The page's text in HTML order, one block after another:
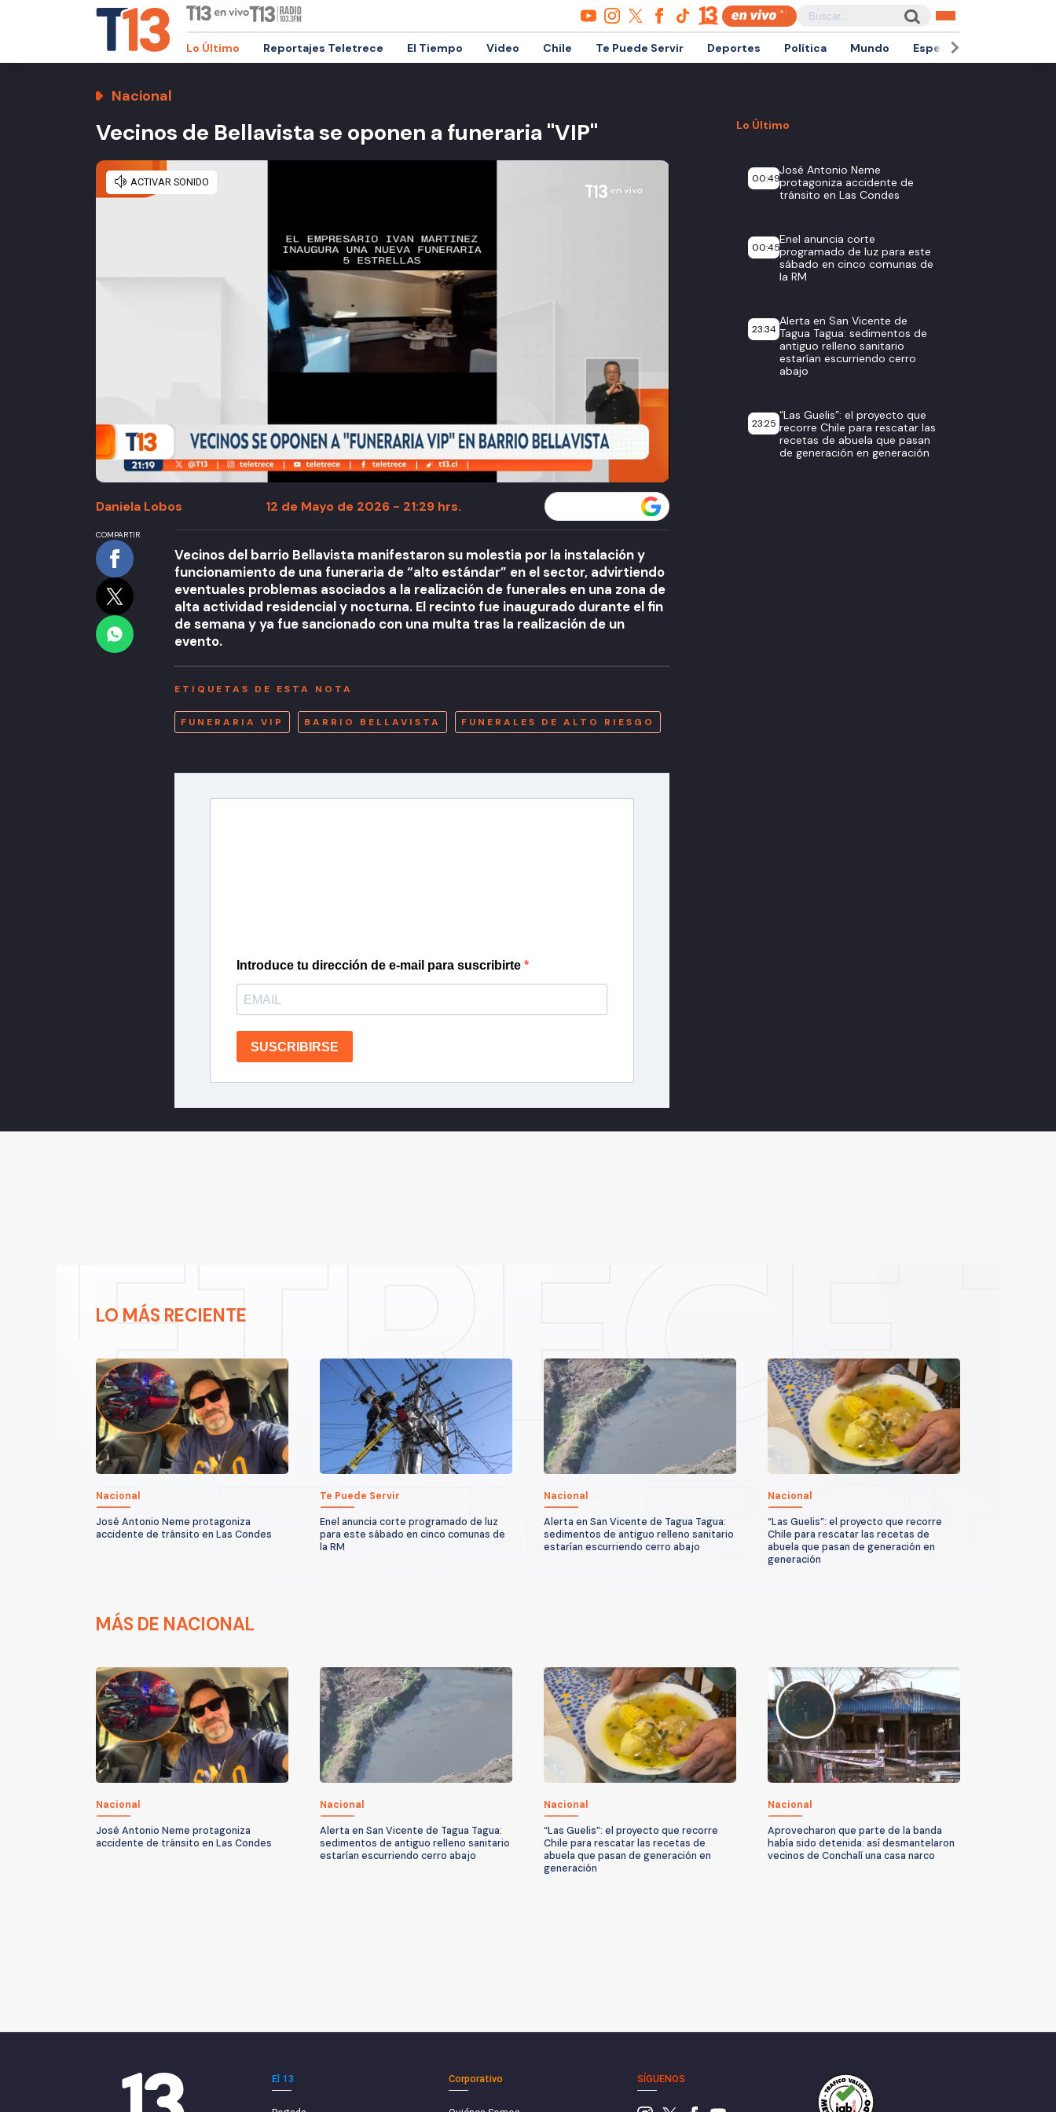
Lo Último Reportajes Teletrece El Tiempo Video Chile Te Puede Servir Deportes Política Mundo Espectáculos
Nacional
Vecinos de Bellavista se oponen a funeraria "VIP"
Daniela Lobos 12 de Mayo de 2026 - 21:29 hrs.
COMPARTIR
Vecinos del barrio Bellavista manifestaron su molestia por la instalación y
funcionamiento de una funeraria de “alto estándar” en el sector, advirtiendo
eventuales problemas asociados a la realización de funerales en una zona de
alta actividad residencial y nocturna. El recinto fue inaugurado durante el fin
de semana y ya fue sancionado con una multa tras la realización de un
evento.
ETIQUETAS DE ESTA NOTA
FUNERARIA VIP BARRIO BELLAVISTA FUNERALES DE ALTO RIESGO
Introduce tu dirección de e-mail para suscribirte
SUSCRIBIRSE
Lo Último
00:49
José Antonio Neme
protagoniza accidente de
tránsito en Las Condes
00:45
Enel anuncia corte
programado de luz para este
sábado en cinco comunas de
la RM
23:34
Alerta en San Vicente de
Tagua Tagua: sedimentos de
antiguo relleno sanitario
estarían escurriendo cerro
abajo
23:25
“Las Guelis”: el proyecto que
recorre Chile para rescatar las
recetas de abuela que pasan
de generación en generación
LO MÁS RECIENTE
Nacional
José Antonio Neme protagoniza
accidente de tránsito en Las Condes
Te Puede Servir
Enel anuncia corte programado de luz
para este sábado en cinco comunas de
la RM
Nacional
Alerta en San Vicente de Tagua Tagua:
sedimentos de antiguo relleno sanitario
estarían escurriendo cerro abajo
Nacional
“Las Guelis”: el proyecto que recorre
Chile para rescatar las recetas de
abuela que pasan de generación en
generación
MÁS DE NACIONAL
Nacional
José Antonio Neme protagoniza
accidente de tránsito en Las Condes
Nacional
Alerta en San Vicente de Tagua Tagua:
sedimentos de antiguo relleno sanitario
estarían escurriendo cerro abajo
Nacional
“Las Guelis”: el proyecto que recorre
Chile para rescatar las recetas de
abuela que pasan de generación en
generación
Nacional
Aprovecharon que parte de la banda
había sido detenida: así desmantelaron
vecinos de Conchalí una casa narco
El 13 Corporativo SÍGUENOS